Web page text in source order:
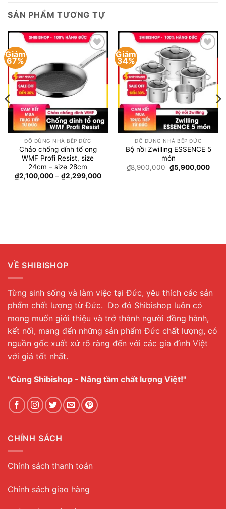
SẢN PHẨM TƯƠNG TỰ
Giảm
67%
Add to
wishlist
ĐỒ DÙNG NHÀ BẾP ĐỨC
Chảo chống dính tổ ong
WMF Profi Resist, size
24cm – size 28cm
₫2,100,000 – ₫2,299,000Khoảng
Giảm
34%
Add to
wishlist
ĐỒ DÙNG NHÀ BẾP ĐỨC
Bộ nồi Zwilling ESSENCE 5
món
₫8,900,000 Giá
gốc
₫5,900,000Giá
VỀ SHIBISHOP
Từng sinh sống và làm việc tại Đức, yêu thích các sản
phẩm chất lượng từ Đức. Do đó Shibishop luôn có
mong muốn giới thiệu và trở thành người đồng hành,
kết nối, mang đến những sản phẩm Đức chất lượng, có
nguồn gốc xuất xứ rõ ràng đến với các gia đình Việt
với giá tốt nhất.
"Cùng Shibishop - Nâng tầm chất lượng Việt!"
CHÍNH SÁCH
Chính sách thanh toán
Chính sách giao hàng